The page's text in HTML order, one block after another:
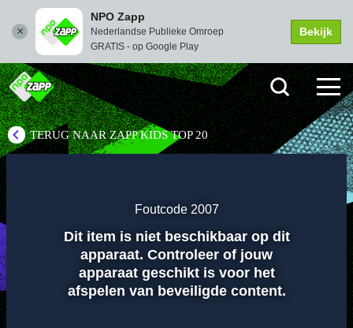
NPO Zapp
Nederlandse Publieke Omroep
GRATIS - op Google Play
Bekijk
TERUG NAAR ZAPP KIDS TOP 20
Afspelen
Foutcode 2007
Dit item is niet beschikbaar op dit
apparaat. Controleer of jouw
apparaat geschikt is voor het
afspelen van beveiligde content.